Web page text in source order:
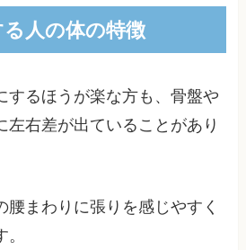
人の体の特徴
するほうが楽な方も、骨盤や
左右差が出ていることがあり
腰まわりに張りを感じやすく